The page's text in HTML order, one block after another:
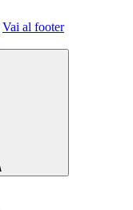
Vai al footer